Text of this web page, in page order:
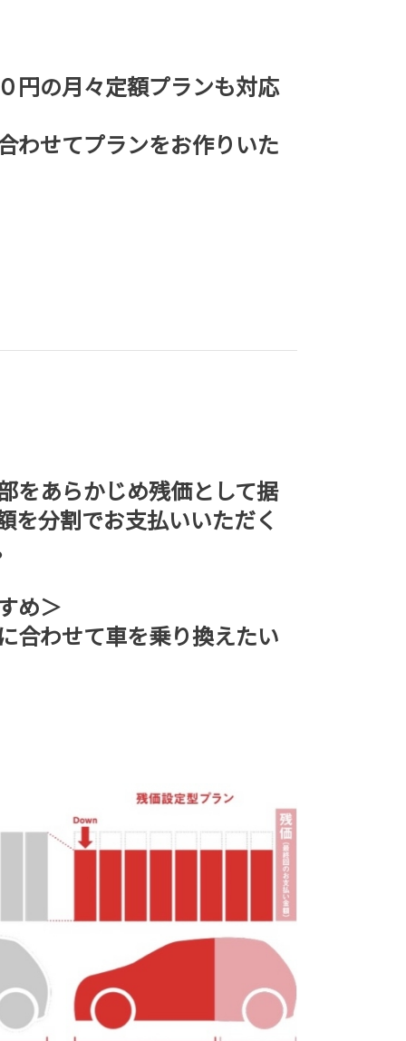
円の月々定額プランも対応
わせてプランをお作りいた
をあらかじめ残価として据
を分割でお支払いいただく
め＞
わせて車を乗り換えたい